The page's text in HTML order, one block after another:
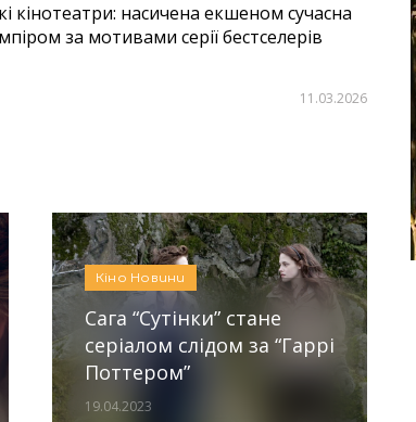
кінотеатри: насичена екшеном сучасна
за мотивами серії бестселерів
11.03.2026
Кіно Новини
Сага “Сутінки” стане
серіалом слідом за “Гаррі
Поттером”
19.04.2023